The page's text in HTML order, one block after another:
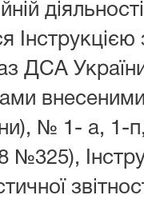
ДСА
№ 1- а,
№325),